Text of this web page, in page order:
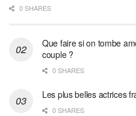
0 SHARES
Que faire si on tombe
couple ?
0 SHARES
Les plus belles actrices
0 SHARES